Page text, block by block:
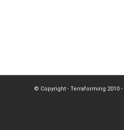
© Copyright - Terraforming 2010 -